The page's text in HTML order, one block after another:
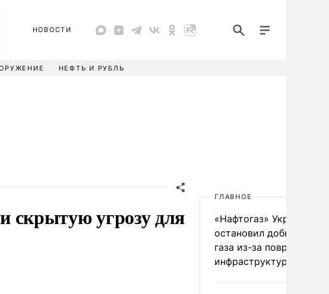
НОВОСТИ
НЕФТЬ И РУБЛЬ
скрытую угрозу для
ГЛАВНОЕ
«Нафтогаз» Украины
остановил добычу
газа из-за повреждения
инфраструктуры